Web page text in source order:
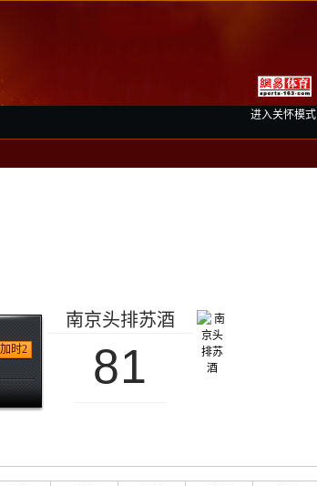
进入关怀模式
加时2
南京头排苏酒
81